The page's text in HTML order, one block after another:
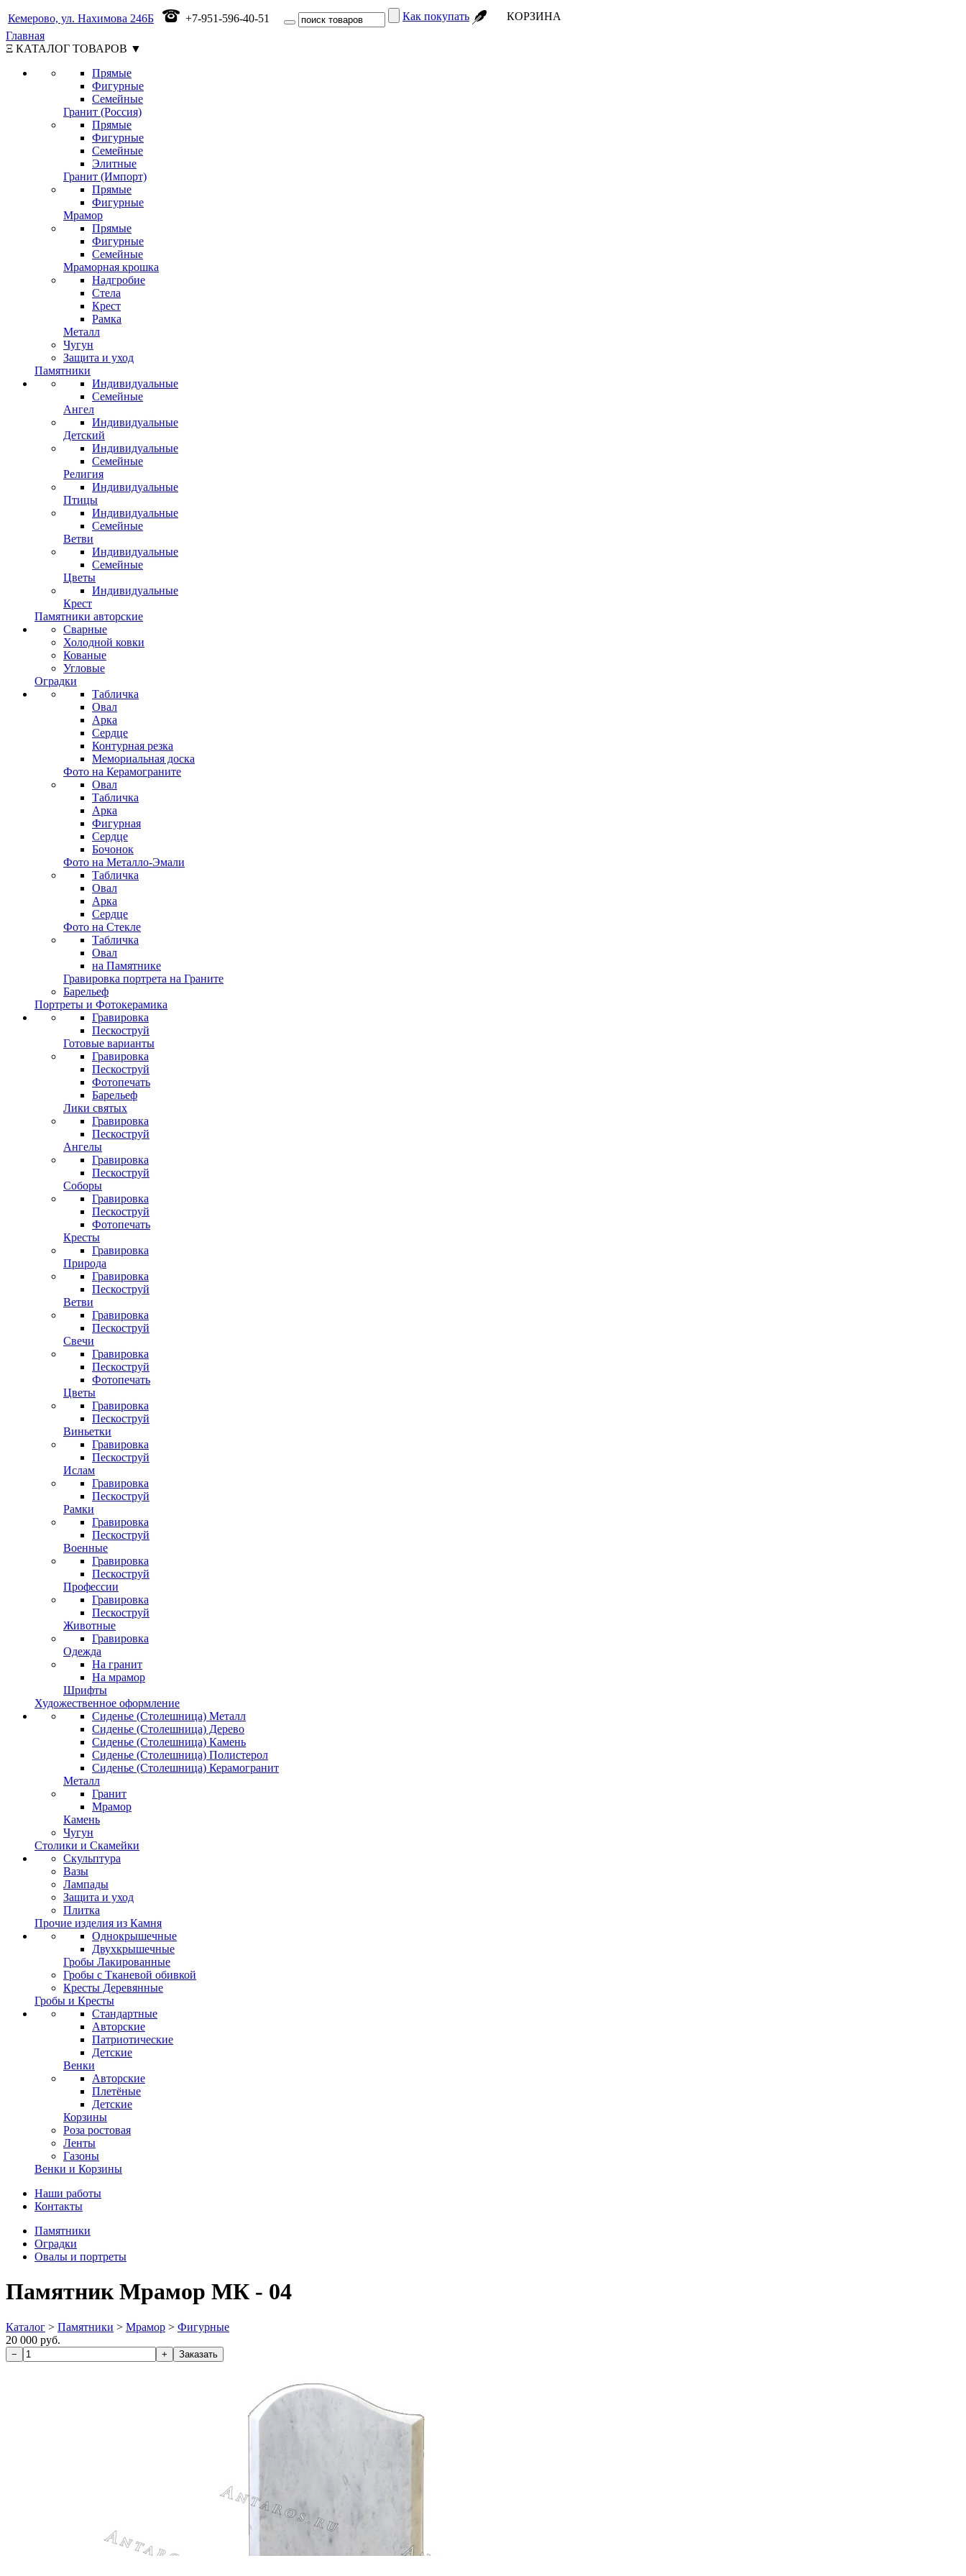
Кемерово, ул. Нахимова 246Б +7-951-596-40-51 Как покупать
КОРЗИНА
Главная
Ξ КАТАЛОГ ТОВАРОВ ▼
Прямые
Фигурные
Семейные
Гранит (Россия)
Прямые
Фигурные
Семейные
Элитные
Гранит (Импорт)
Прямые
Фигурные
Мрамор
Прямые
Фигурные
Семейные
Мраморная крошка
Надгробие
Стела
Крест
Рамка
Металл
Чугун
Защита и уход
Памятники
Индивидуальные
Семейные
Ангел
Индивидуальные
Детский
Индивидуальные
Семейные
Религия
Индивидуальные
Птицы
Индивидуальные
Семейные
Ветви
Индивидуальные
Семейные
Цветы
Индивидуальные
Крест
Памятники авторские
Сварные
Холодной ковки
Кованые
Угловые
Оградки
Табличка
Овал
Арка
Сердце
Контурная резка
Мемориальная доска
Фото на Керамограните
Овал
Табличка
Арка
Фигурная
Сердце
Бочонок
Фото на Металло-Эмали
Табличка
Овал
Арка
Сердце
Фото на Стекле
Табличка
Овал
на Памятнике
Гравировка портрета на Граните
Барельеф
Портреты и Фотокерамика
Гравировка
Пескоструй
Готовые варианты
Гравировка
Пескоструй
Фотопечать
Барельеф
Лики святых
Гравировка
Пескоструй
Ангелы
Гравировка
Пескоструй
Соборы
Гравировка
Пескоструй
Фотопечать
Кресты
Гравировка
Природа
Гравировка
Пескоструй
Ветви
Гравировка
Пескоструй
Свечи
Гравировка
Пескоструй
Фотопечать
Цветы
Гравировка
Пескоструй
Виньетки
Гравировка
Пескоструй
Ислам
Гравировка
Пескоструй
Рамки
Гравировка
Пескоструй
Военные
Гравировка
Пескоструй
Профессии
Гравировка
Пескоструй
Животные
Гравировка
Одежда
На гранит
На мрамор
Шрифты
Художественное оформление
Сиденье (Столешница) Металл
Сиденье (Столешница) Дерево
Сиденье (Столешница) Камень
Сиденье (Столешница) Полистерол
Сиденье (Столешница) Керамогранит
Металл
Гранит
Мрамор
Камень
Чугун
Столики и Скамейки
Скульптура
Вазы
Лампады
Защита и уход
Плитка
Прочие изделия из Камня
Однокрышечные
Двухкрышечные
Гробы Лакированные
Гробы с Тканевой обивкой
Кресты Деревянные
Гробы и Кресты
Стандартные
Авторские
Патриотические
Детские
Венки
Авторские
Плетёные
Детские
Корзины
Роза ростовая
Ленты
Газоны
Венки и Корзины
Наши работы
Контакты
Памятники
Оградки
Овалы и портреты
Памятник Мрамор МК - 04
Каталог > Памятники > Мрамор > Фигурные
20 000 руб.